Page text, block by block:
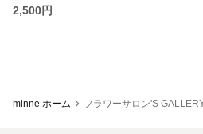
2,500円
minne ホーム フラワーサロン'S